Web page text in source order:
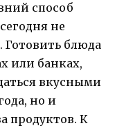
способ
не
Готовить блюда
или банках,
вкусными
но и
продуктов. К